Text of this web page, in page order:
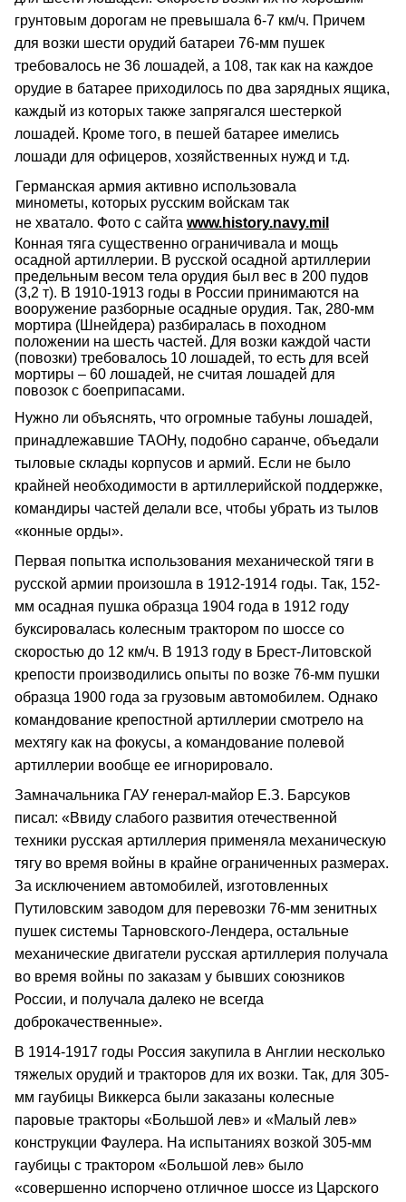
грунтовым дорогам не превышала 6-7 км/ч. Причем
для возки шести орудий батареи 76-мм пушек
требовалось не 36 лошадей, а 108, так как на каждое
орудие в батарее приходилось по два зарядных ящика,
каждый из которых также запрягался шестеркой
лошадей. Кроме того, в пешей батарее имелись
лошади для офицеров, хозяйственных нужд и т.д.
Германская армия активно использовала
минометы, которых русским войскам так
не хватало. Фото с сайта www.history.navy.mil
Конная тяга существенно ограничивала и мощь
осадной артиллерии. В русской осадной артиллерии
предельным весом тела орудия был вес в 200 пудов
(3,2 т). В 1910-1913 годы в России принимаются на
вооружение разборные осадные орудия. Так, 280-мм
мортира (Шнейдера) разбиралась в походном
положении на шесть частей. Для возки каждой части
(повозки) требовалось 10 лошадей, то есть для всей
мортиры – 60 лошадей, не считая лошадей для
повозок с боеприпасами.
Нужно ли объяснять, что огромные табуны лошадей,
принадлежавшие ТАОНу, подобно саранче, объедали
тыловые склады корпусов и армий. Если не было
крайней необходимости в артиллерийской поддержке,
командиры частей делали все, чтобы убрать из тылов
«конные орды».
Первая попытка использования механической тяги в
русской армии произошла в 1912-1914 годы. Так, 152-
мм осадная пушка образца 1904 года в 1912 году
буксировалась колесным трактором по шоссе со
скоростью до 12 км/ч. В 1913 году в Брест-Литовской
крепости производились опыты по возке 76-мм пушки
образца 1900 года за грузовым автомобилем. Однако
командование крепостной артиллерии смотрело на
мехтягу как на фокусы, а командование полевой
артиллерии вообще ее игнорировало.
Замначальника ГАУ генерал-майор Е.З. Барсуков
писал: «Ввиду слабого развития отечественной
техники русская артиллерия применяла механическую
тягу во время войны в крайне ограниченных размерах.
За исключением автомобилей, изготовленных
Путиловским заводом для перевозки 76-мм зенитных
пушек системы Тарновского-Лендера, остальные
механические двигатели русская артиллерия получала
во время войны по заказам у бывших союзников
России, и получала далеко не всегда
доброкачественные».
В 1914-1917 годы Россия закупила в Англии несколько
тяжелых орудий и тракторов для их возки. Так, для 305-
мм гаубицы Виккерса были заказаны колесные
паровые тракторы «Большой лев» и «Малый лев»
конструкции Фаулера. На испытаниях возкой 305-мм
гаубицы с трактором «Большой лев» было
«совершенно испорчено отличное шоссе из Царского